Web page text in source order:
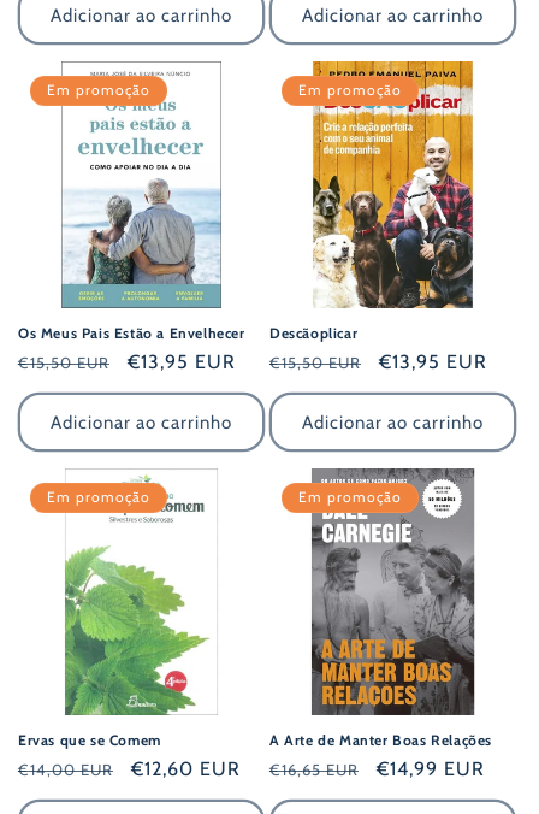
saldo
Adicionar ao carrinho
saldo
Adicionar ao carrinho
Em promoção
Os Meus Pais Estão a Envelhecer
Preço
normal
€15,50 EUR
Preço
de
saldo
€13,95 EUR
Adicionar ao carrinho
Em promoção
Descãoplicar
Preço
normal
€15,50 EUR
Preço
de
saldo
€13,95 EUR
Adicionar ao carrinho
Em promoção
Ervas que se Comem
Preço
normal
€14,00 EUR
Preço
de
€12,60 EUR
Em promoção
A Arte de Manter Boas Relações
Preço
normal
€16,65 EUR
Preço
de
€14,99 EUR